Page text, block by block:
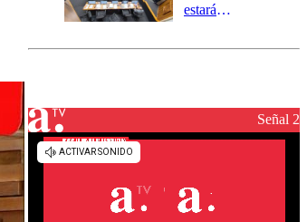
estará
el fin de la
reconstrucciónSeñal 2